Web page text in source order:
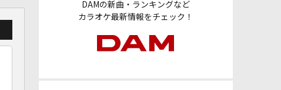
DAMの新曲・ランキングなど
カラオケ最新情報をチェック！